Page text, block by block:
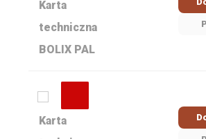
Karta
techniczna
BOLIX PAL
Karta